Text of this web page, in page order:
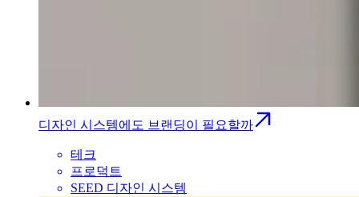
디자인 시스템에도 브랜딩이 필요할까
테크
프로덕트
SEED 디자인 시스템